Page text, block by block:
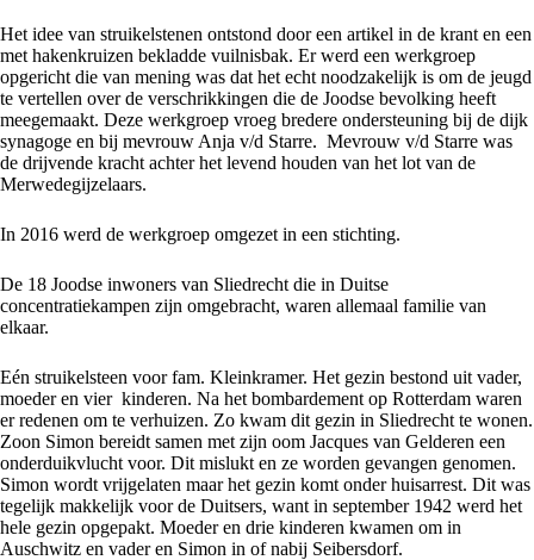
Het idee van struikelstenen ontstond door een artikel in de krant en een
met hakenkruizen bekladde vuilnisbak. Er werd een werkgroep
opgericht die van mening was dat het echt noodzakelijk is om de jeugd
te vertellen over de verschrikkingen die de Joodse bevolking heeft
meegemaakt. Deze werkgroep vroeg bredere ondersteuning bij de dijk
synagoge en bij mevrouw Anja v/d Starre. Mevrouw v/d Starre was
de drijvende kracht achter het levend houden van het lot van de
Merwedegijzelaars.
In 2016 werd de werkgroep omgezet in een stichting.
De 18 Joodse inwoners van Sliedrecht die in Duitse
concentratiekampen zijn omgebracht, waren allemaal familie van
elkaar.
Eén struikelsteen voor fam. Kleinkramer. Het gezin bestond uit vader,
moeder en vier kinderen. Na het bombardement op Rotterdam waren
er redenen om te verhuizen. Zo kwam dit gezin in Sliedrecht te wonen.
Zoon Simon bereidt samen met zijn oom Jacques van Gelderen een
onderduikvlucht voor. Dit mislukt en ze worden gevangen genomen.
Simon wordt vrijgelaten maar het gezin komt onder huisarrest. Dit was
tegelijk makkelijk voor de Duitsers, want in september 1942 werd het
hele gezin opgepakt. Moeder en drie kinderen kwamen om in
Auschwitz en vader en Simon in of nabij Seibersdorf.